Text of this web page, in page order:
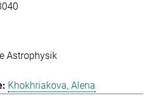
Astrophysik
Khokhriakova, Alena